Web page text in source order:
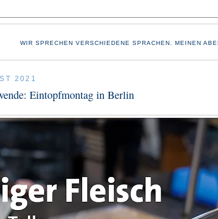
WIR SPRECHEN VERSCHIEDENE SPRACHEN. MEINEN
2021
Eintopfmontag in Berlin